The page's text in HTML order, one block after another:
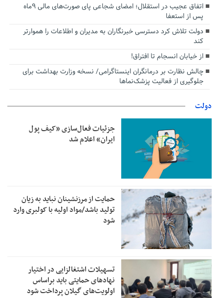
اتفاق عجیب در استقلال؛ امضای شجاعی پای صورت‌های مالی ٩ماه
پس از استعفا
دولت تلاش کرد دسترسی خبرنگاران به مدیران و اطلاعات را هموارتر
کند
از خیابان انسجام تا افتراق!
چالش نظارت بر درمانگران اینستاگرامی/ نسخه وزارت بهداشت برای
جلوگیری از فعالیت پزشک‌نماها
دولت
جزئیات فعال‌سازی «کیف پول
ایران» اعلام شد
حمایت از مرزنشینان نباید به زیان
تولید باشد/مواد اولیه با کولبری وارد
شود
تسهیلات اشتغالزایی در اختیار
نهادهای حمایتی باید براساس
اولویت‌های گیلان پرداخت شود